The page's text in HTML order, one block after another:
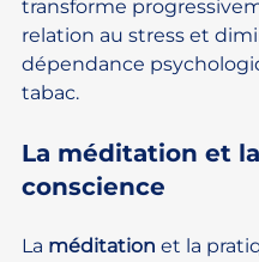
transforme
relation au stress et
dépendance
tabac.
La méditation et
conscience
La méditation et la